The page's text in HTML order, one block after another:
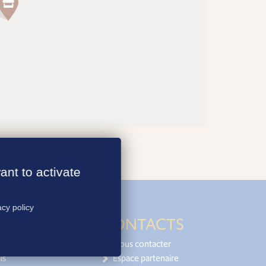
CONTACTS
Nous contacter
Espace partenaire
to activate
policy